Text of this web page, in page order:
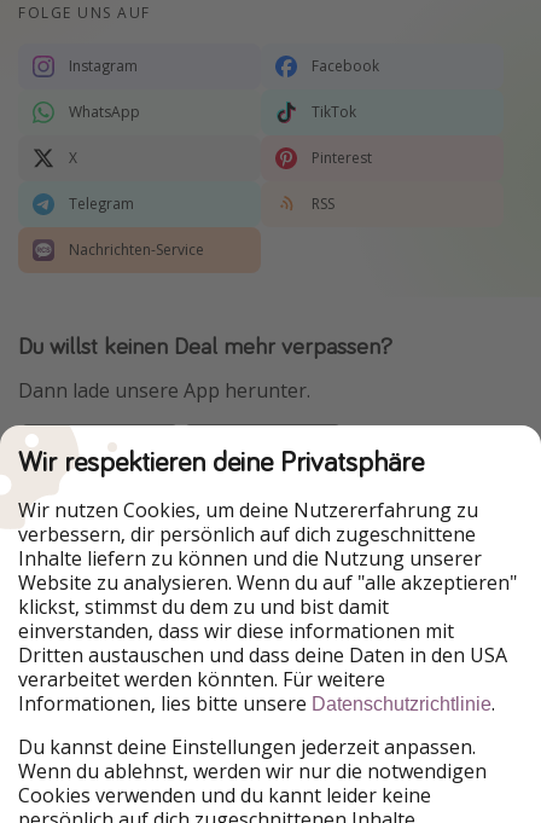
FOLGE UNS AUF
Instagram Facebook
WhatsApp TikTok
X Pinterest
Telegram RSS
Nachrichten-Service
Du willst keinen Deal mehr verpassen?
Dann lade unsere App herunter.
Urlaubspiraten ist Teil der HolidayPirates Group
Unsere Märkte
PiratinViaggio
HolidayPirates
VakantiePiraten
WakacyjniPiraci
VoyagesPirates
Ferienpiraten
Urlaubspiraten
ViajerosPiratas
TravelPirates
HolidayPirates Group
Lerne uns kennen Rechtliches
Wir respektieren deine Privatsphäre
Wir nutzen Cookies, um deine Nutzererfahrung zu
verbessern, dir persönlich auf dich zugeschnittene
Inhalte liefern zu können und die Nutzung unserer
Website zu analysieren. Wenn du auf "alle akzeptieren"
klickst, stimmst du dem zu und bist damit
einverstanden, dass wir diese informationen mit
Dritten austauschen und dass deine Daten in den USA
verarbeitet werden könnten. Für weitere
Informationen, lies bitte unsere Datenschutzrichtlinie.
Du kannst deine Einstellungen jederzeit anpassen.
Wenn du ablehnst, werden wir nur die notwendigen
Cookies verwenden und du kannt leider keine